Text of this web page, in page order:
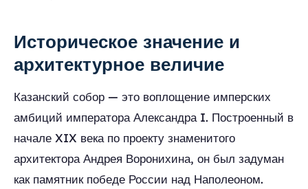
Историческое значение и
архитектурное величие
Казанский собор — это воплощение имперских
амбиций императора Александра I. Построенный в
начале XIX века по проекту знаменитого
архитектора Андрея Воронихина, он был задуман
как памятник победе России над Наполеоном.